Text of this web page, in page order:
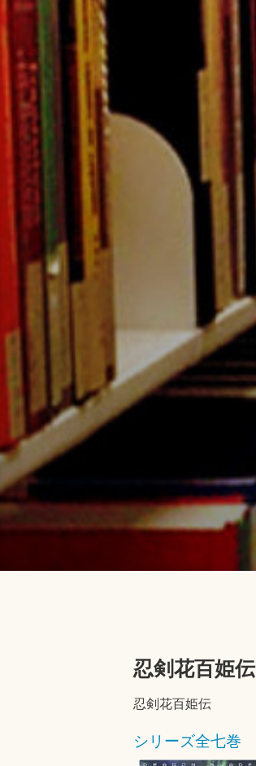
忍剣花百姫伝
忍剣花百姫伝
シリーズ全七巻